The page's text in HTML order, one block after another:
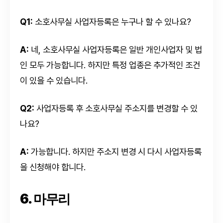
Q1: 소호사무실 사업자등록은 누구나 할 수 있나요?
A: 네, 소호사무실 사업자등록은 일반 개인사업자 및 법
인 모두 가능합니다. 하지만 특정 업종은 추가적인 조건
이 있을 수 있습니다.
Q2: 사업자등록 후 소호사무실 주소지를 변경할 수 있
나요?
A: 가능합니다. 하지만 주소지 변경 시 다시 사업자등록
을 신청해야 합니다.
6. 마무리